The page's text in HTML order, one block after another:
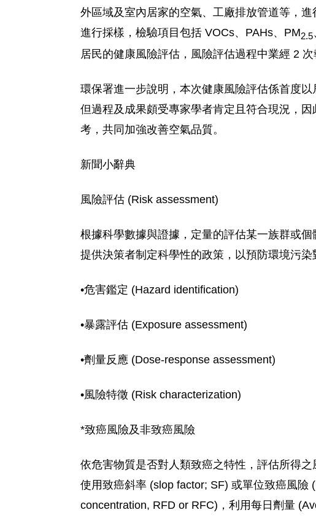
外區域及室內居家的空氣、工廠排放管道等，
進行採樣，檢驗項目包括 VOCs、PAHs、PM2.5
居民的健康風險評估，風險評估過程中業經 2
環保署進一步說明，本次健康風險評估係首度
但過程及成果頗受專家學者肯定且符合現況，
考，共同加強改善空氣品質。
新聞小辭典
風險評估 (Risk assessment)
根據科學數據與證據，定量的評估某一族群或
提供決策者制定科學性的政策，以預防環境污
•危害鑑定 (Hazard identification)
•暴露評估 (Exposure assessment)
•劑量反應 (Dose-response assessment)
•風險特徵 (Risk characterization)
*致癌風險及非致癌風險
依危害物質是否對人類致癌之特性，評估所得
使用致癌斜率 (slop factor; SF) 或單位致癌風
concentration, RFD or RFC)，利用每日劑量